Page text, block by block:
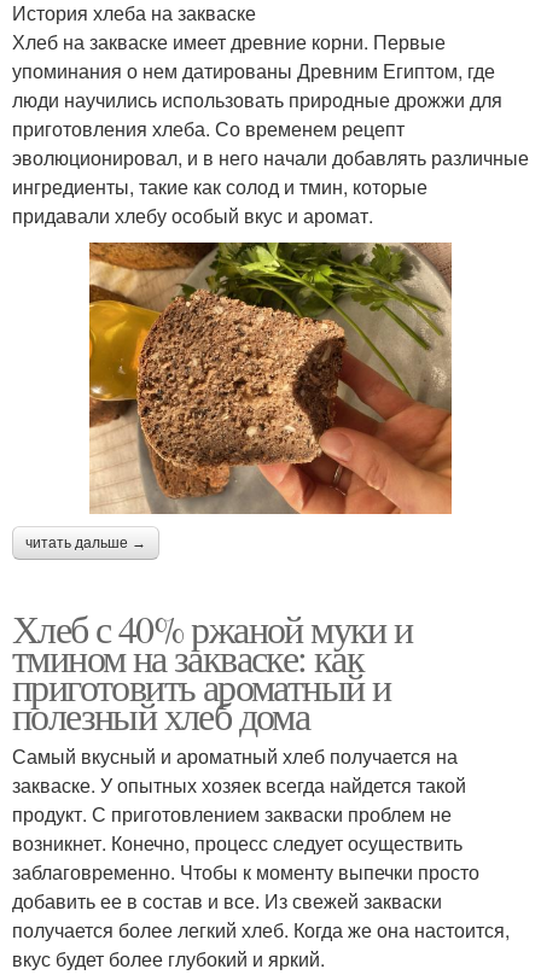
История хлеба на закваске
Хлеб на закваске имеет древние корни. Первые
упоминания о нем датированы Древним Египтом, где
люди научились использовать природные дрожжи для
приготовления хлеба. Со временем рецепт
эволюционировал, и в него начали добавлять различные
ингредиенты, такие как солод и тмин, которые
придавали хлебу особый вкус и аромат.
читать дальше →
Хлеб с 40% ржаной муки и
тмином на закваске: как
приготовить ароматный и
полезный хлеб дома
Самый вкусный и ароматный хлеб получается на
закваске. У опытных хозяек всегда найдется такой
продукт. С приготовлением закваски проблем не
возникнет. Конечно, процесс следует осуществить
заблаговременно. Чтобы к моменту выпечки просто
добавить ее в состав и все. Из свежей закваски
получается более легкий хлеб. Когда же она настоится,
вкус будет более глубокий и яркий.